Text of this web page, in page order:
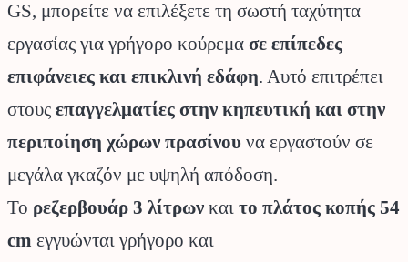
GS, μπορείτε να επιλέξετε τη σωστή ταχύτητα
εργασίας για γρήγορο κούρεμα σε επίπεδες
επιφάνειες και επικλινή εδάφη. Αυτό επιτρέπει
στους επαγγελματίες στην κηπευτική και στην
περιποίηση χώρων πρασίνου να εργαστούν σε
μεγάλα γκαζόν με υψηλή απόδοση.
Το ρεζερβουάρ 3 λίτρων και το πλάτος κοπής 54
cm εγγυώνται γρήγορο και